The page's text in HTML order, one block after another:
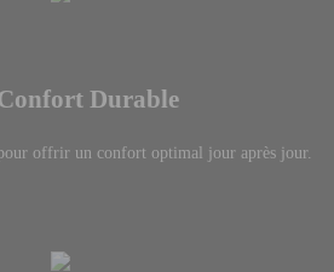
Durable
pour offrir un confort optimal jour après jour.